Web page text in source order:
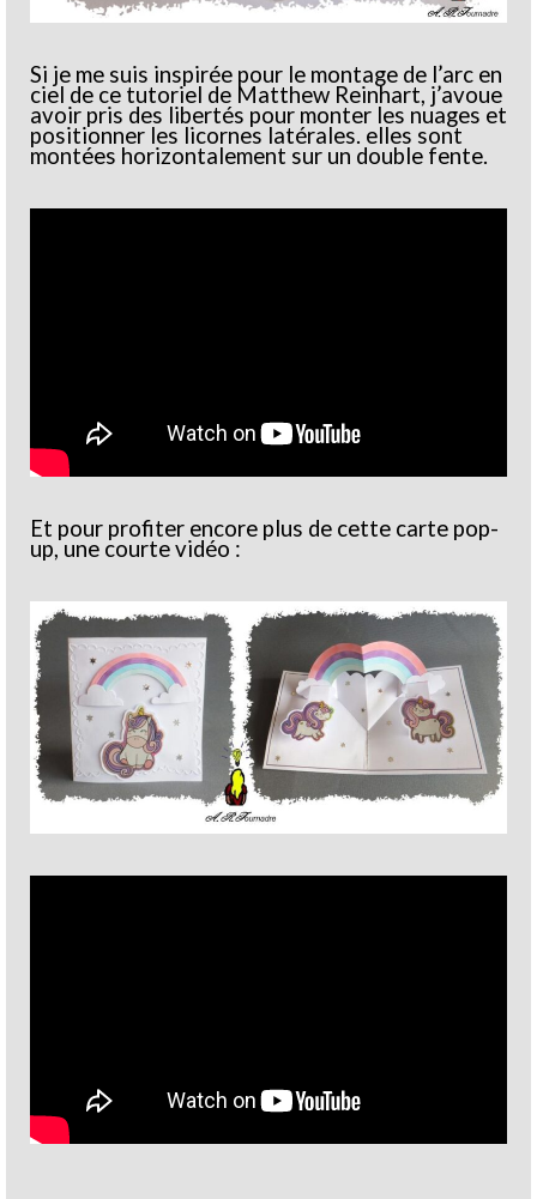
Si je me suis inspirée pour le montage de l’arc en
ciel de ce tutoriel de Matthew Reinhart, j’avoue
avoir pris des libertés pour monter les nuages et
positionner les licornes latérales. elles sont
montées horizontalement sur un double fente.
Et pour profiter encore plus de cette carte pop-
up, une courte vidéo :